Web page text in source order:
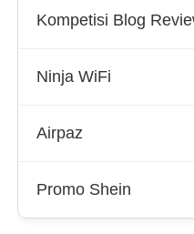
Kompetisi Blog
Ninja WiFi
Airpaz
Promo Shein